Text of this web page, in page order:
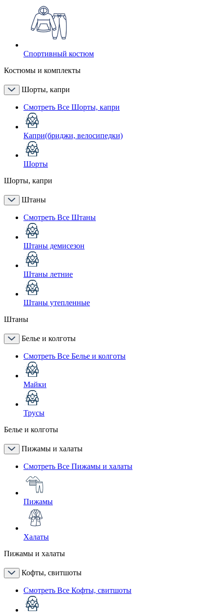
Спортивный костюм
Костюмы и комплекты
Шорты, капри
Смотреть Все Шорты, капри
Капри(бриджи, велосипедки)
Шорты
Шорты, капри
Штаны
Смотреть Все Штаны
Штаны демисезон
Штаны летние
Штаны утепленные
Штаны
Белье и колготы
Смотреть Все Белье и колготы
Майки
Трусы
Белье и колготы
Пижамы и халаты
Смотреть Все Пижамы и халаты
Пижамы
Халаты
Пижамы и халаты
Кофты, свитшоты
Смотреть Все Кофты, свитшоты